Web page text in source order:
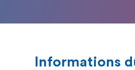
Informations